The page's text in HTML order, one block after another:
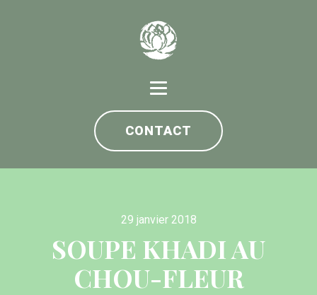
CONTACT
29 janvier 2018
SOUPE KHADI AU
CHOU-FLEUR